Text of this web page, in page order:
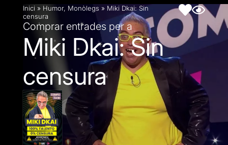
Inici » Humor, Monòlegs » Miki Dkai: Sin
censura
Comprar entrades per a
Miki Dkai: Sin
censura